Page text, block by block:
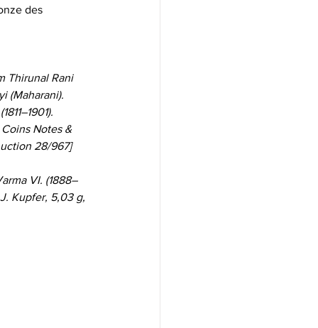
des
Thirunal Rani
(Maharani).
Notes &
28/967]
VI. (1888–
Kupfer, 5,03 g,